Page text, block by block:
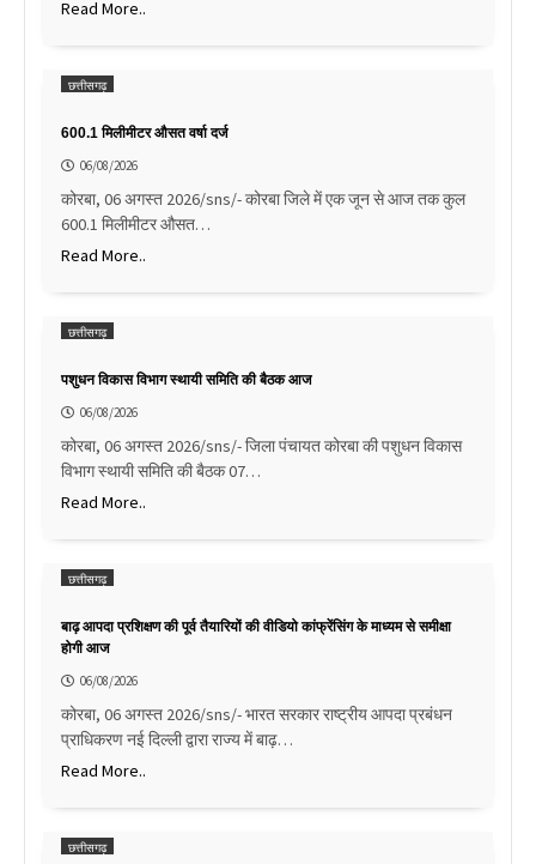
Read More..
छत्तीसगढ़
600.1 मिलीमीटर औसत वर्षा दर्ज
06/08/2026
कोरबा, 06 अगस्त 2026/sns/- कोरबा जिले में एक जून से आज तक कुल
600.1 मिलीमीटर औसत…
Read More..
छत्तीसगढ़
पशुधन विकास विभाग स्थायी समिति की बैठक आज
06/08/2026
कोरबा, 06 अगस्त 2026/sns/- जिला पंचायत कोरबा की पशुधन विकास
विभाग स्थायी समिति की बैठक 07…
Read More..
छत्तीसगढ़
बाढ़ आपदा प्रशिक्षण की पूर्व तैयारियों की वीडियो कांफ्रेंसिंग के माध्यम से समीक्षा
होगी आज
06/08/2026
कोरबा, 06 अगस्त 2026/sns/- भारत सरकार राष्ट्रीय आपदा प्रबंधन
प्राधिकरण नई दिल्ली द्वारा राज्य में बाढ़…
Read More..
छत्तीसगढ़